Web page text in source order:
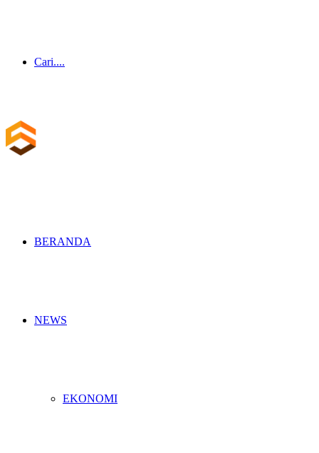
Cari....
BERANDA
NEWS
EKONOMI